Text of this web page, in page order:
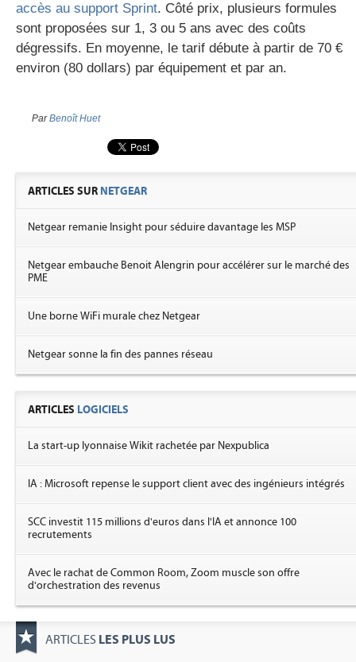
accès au support Sprint. Côté prix, plusieurs formules
sont proposées sur 1, 3 ou 5 ans avec des coûts
dégressifs. En moyenne, le tarif débute à partir de 70 €
environ (80 dollars) par équipement et par an.
ParBenoît Huet
ARTICLES SUR NETGEAR
Netgear remanie Insight pour séduire davantage les MSP
Netgear embauche Benoit Alengrin pour accélérer sur le marché des
PME
Une borne WiFi murale chez Netgear
Netgear sonne la fin des pannes réseau
ARTICLES LOGICIELS
La start-up lyonnaise Wikit rachetée par Nexpublica
IA : Microsoft repense le support client avec des ingénieurs intégrés
SCC investit 115 millions d'euros dans l'IA et annonce 100
recrutements
Avec le rachat de Common Room, Zoom muscle son offre
d'orchestration des revenus
ARTICLES LES PLUS LUS